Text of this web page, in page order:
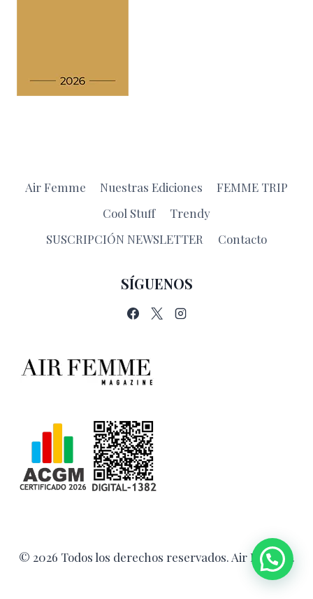
Air Femme Nuestras Ediciones
FEMME TRIP
Cool Stuff
Trendy
SUSCRIPCIÓN NEWSLETTER
Contacto
SÍGUENOS
© 2026 Todos los derechos reservados. Air Femme.